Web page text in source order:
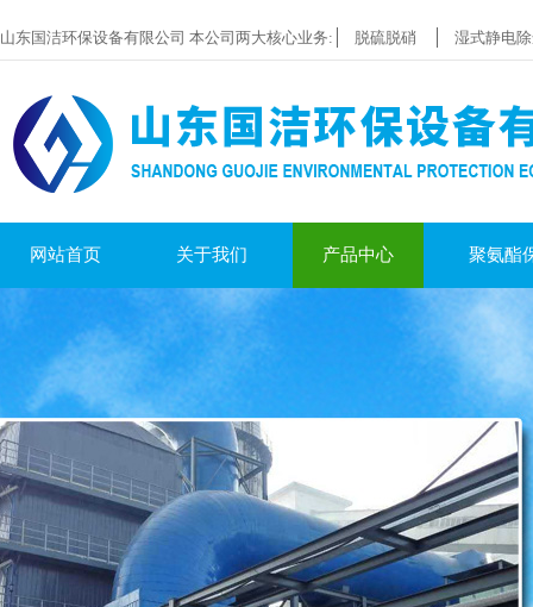
山东国洁环保设备有限公司 本公司两大核心业务: 脱硫脱硝 湿式静电
网站首页 关于我们 产品中心 聚氨酯